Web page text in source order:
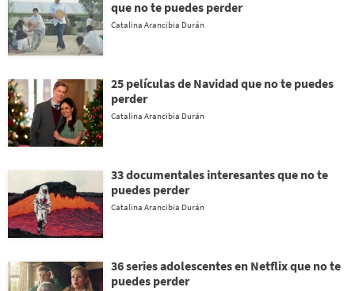
que no te puedes perder
Catalina Arancibia Durán
25 películas de Navidad que no te puedes
perder
Catalina Arancibia Durán
33 documentales interesantes que no te
puedes perder
Catalina Arancibia Durán
36 series adolescentes en Netflix que no te
puedes perder